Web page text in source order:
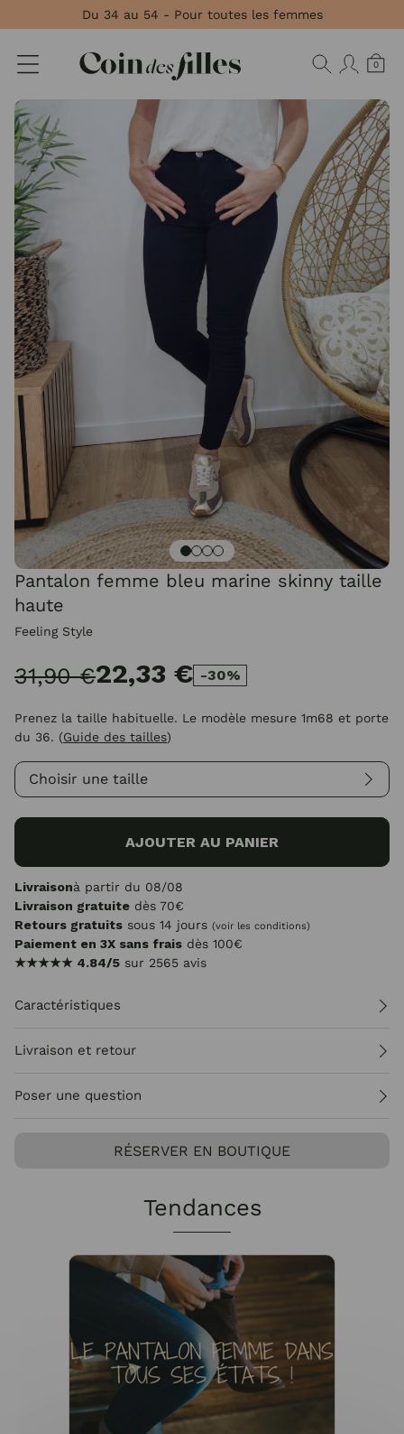
Du 34 au 54 - Pour toutes les femmes
0
Pantalon femme bleu marine skinny taille
haute
Feeling Style
31,90 €22,33 € -30%
Prenez la taille habituelle. Le modèle mesure 1m68 et porte
du 36. (Guide des tailles)
Choisir une taille
AJOUTER AU PANIER
Livraisonà partir du 08/08
Livraison gratuite dès 70€
Retours gratuits sous 14 jours (voir les conditions)
Paiement en 3X sans frais dès 100€
★★★★★ 4.84/5 sur 2565 avis
Caractéristiques
Livraison et retour
Poser une question
RÉSERVER EN BOUTIQUE
Tendances
Panneau de gestion des cookies